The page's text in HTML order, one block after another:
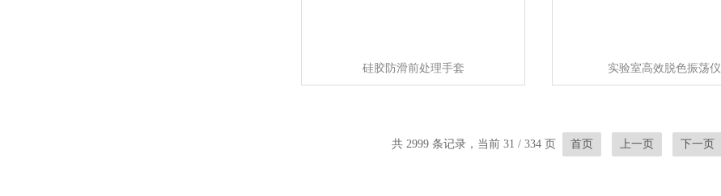
硅胶防滑前处理手套 实验室高效脱色振荡仪
共 2999 条记录，当前 31 / 334 页 首页 上一页 下一页